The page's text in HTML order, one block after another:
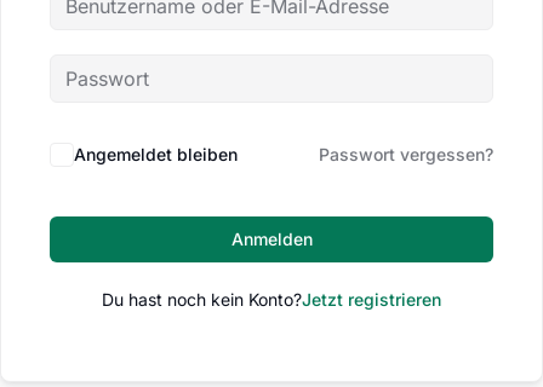
Angemeldet bleiben Passwort vergessen?
Anmelden
Du hast noch kein Konto?Jetzt registrieren